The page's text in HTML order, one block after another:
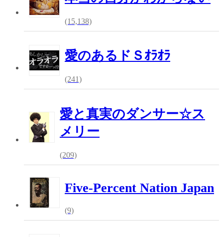
(15,138)
愛のあるドＳｵﾗｵﾗ
(241)
愛と真実のダンサー☆ス
メリー
(209)
Five-Percent Nation Japan
(9)